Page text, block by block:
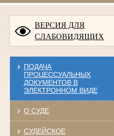
ВЕРСИЯ ДЛЯ
СЛАБОВИДЯЩИХ
ПОДАЧА
ПРОЦЕССУАЛЬНЫХ
ДОКУМЕНТОВ В
ЭЛЕКТРОННОМ ВИДЕ
О СУДЕ
СУДЕЙСКОЕ